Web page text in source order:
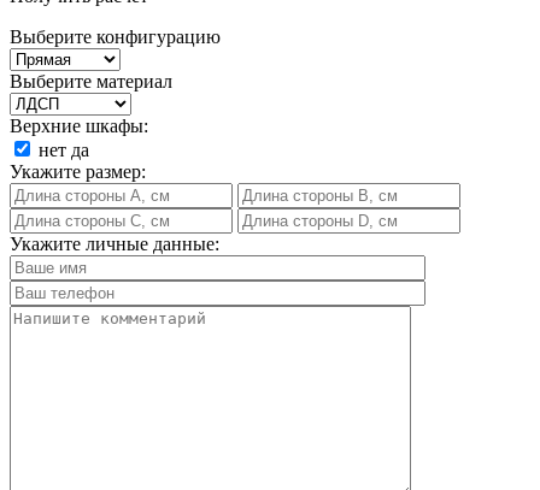
Выберите конфигурацию
Выберите материал
Верхние шкафы:
нет да
Укажите размер:
Укажите личные данные: